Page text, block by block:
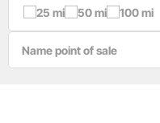
25 mi 50 mi 100 mi